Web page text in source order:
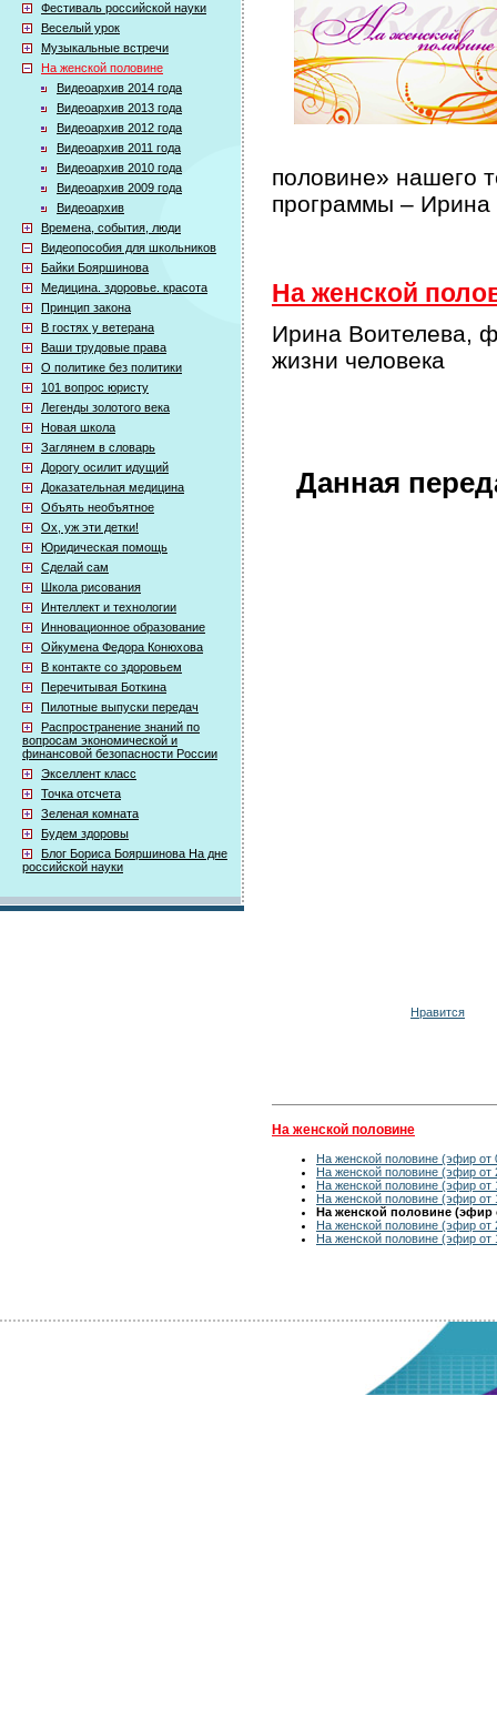
Фестиваль российской науки
Веселый урок
Музыкальные встречи
На женской половине
Видеоархив 2014 года
Видеоархив 2013 года
Видеоархив 2012 года
Видеоархив 2011 года
Видеоархив 2010 года
Видеоархив 2009 года
Видеоархив
Времена, события, люди
Видеопособия для школьников
Байки Бояршинова
Медицина. здоровье. красота
Принцип закона
В гостях у ветерана
Ваши трудовые права
О политике без политики
101 вопрос юристу
Легенды золотого века
Новая школа
Заглянем в словарь
Дорогу осилит идущий
Доказательная медицина
Объять необъятное
Ох, уж эти детки!
Юридическая помощь
Сделай сам
Школа рисования
Интеллект и технологии
Инновационное образование
Ойкумена Федора Конюхова
В контакте со здоровьем
Перечитывая Боткина
Пилотные выпуски передач
Распространение знаний по
вопросам экономической и
финансовой безопасности России
Экселлент класс
Точка отсчета
Зеленая комната
Будем здоровы
Блог Бориса Бояршинова На дне
российской науки
половине» нашего
программы –
На женской
Ирина Воителева,
жизни человека
Данная
Нравится
На женской половине
На женской половине (эфир от
На женской половине (эфир от
На женской половине (эфир от
На женской половине (эфир от
На женской половине (эфир
На женской половине (эфир от
На женской половине (эфир от